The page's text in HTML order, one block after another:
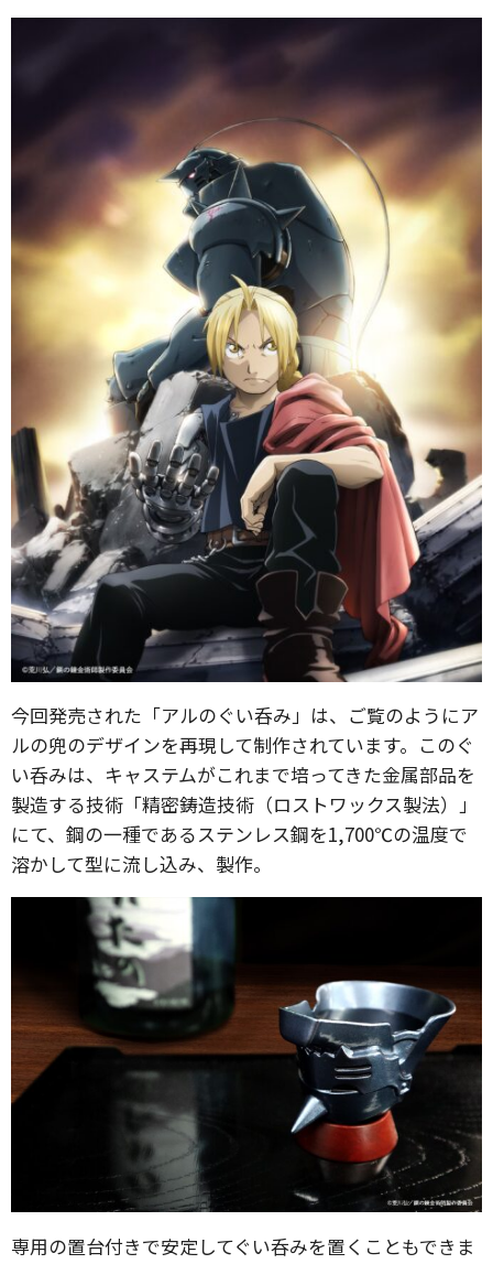
今回発売された「アルのぐい呑み」は、ご覧のようにア
ルの兜のデザインを再現して制作されています。このぐ
い呑みは、キャステムがこれまで培ってきた金属部品を
製造する技術「精密鋳造技術（ロストワックス製法）」
にて、鋼の一種であるステンレス鋼を1,700℃の温度で
溶かして型に流し込み、製作。
専用の置台付きで安定してぐい呑みを置くこともできま